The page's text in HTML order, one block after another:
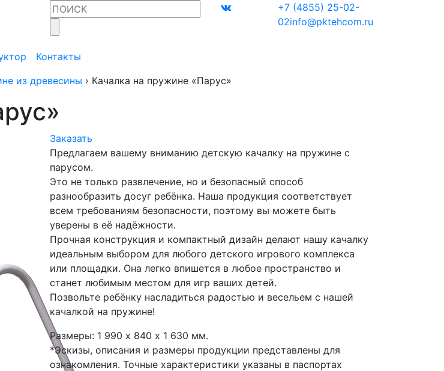
+7 (4855) 25-02-
02info@pktehcom.ru
Контакты
из древесины › Качалка на пружине «Парус»
Заказать
Предлагаем вашему вниманию детскую качалку на пружине с
парусом.
Это не только развлечение, но и безопасный способ
разнообразить досуг ребёнка. Наша продукция соответствует
всем требованиям безопасности, поэтому вы можете быть
уверены в её надёжности.
Прочная конструкция и компактный дизайн делают нашу качалку
идеальным выбором для любого детского игрового комплекса
или площадки. Она легко впишется в любое пространство и
станет любимым местом для игр ваших детей.
Позвольте ребёнку насладиться радостью и весельем с нашей
качалкой на пружине!
Размеры: 1 990 х 840 х 1 630 мм.
*Эскизы, описания и размеры продукции представлены для
ознакомления. Точные характеристики указаны в паспортах